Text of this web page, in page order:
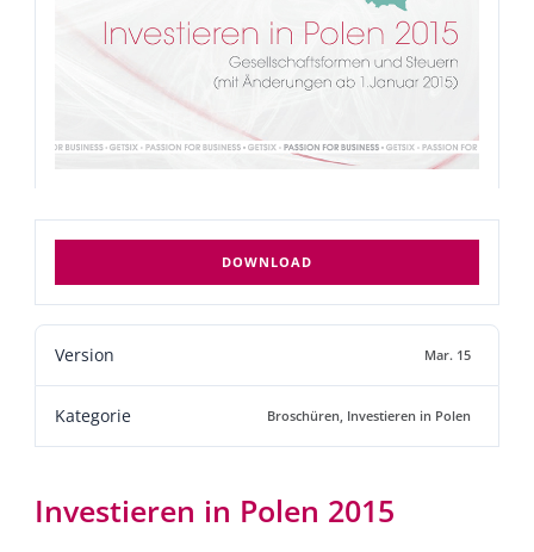
DOWNLOAD
Version Mar. 15
Kategorie Broschüren Investieren in Polen
Investieren in Polen 2015